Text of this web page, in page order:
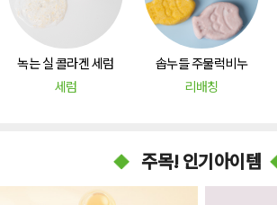
녹는 실 콜라겐 세럼
세럼
솝누들 주물럭비누
리배칭
주목! 인기아이템